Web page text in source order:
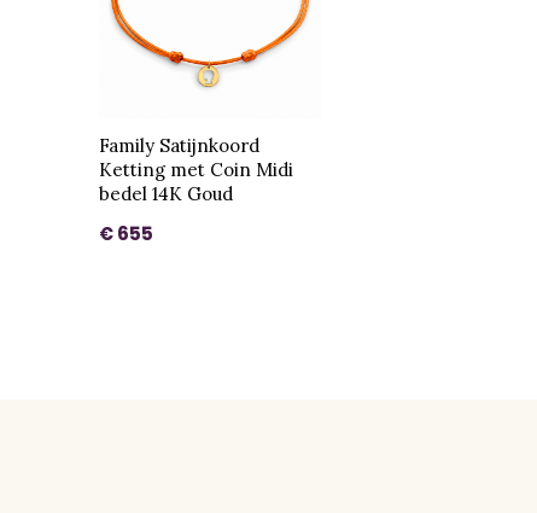
Family Satijnkoord
Ketting met Coin Midi
bedel 14K Goud
€ 655